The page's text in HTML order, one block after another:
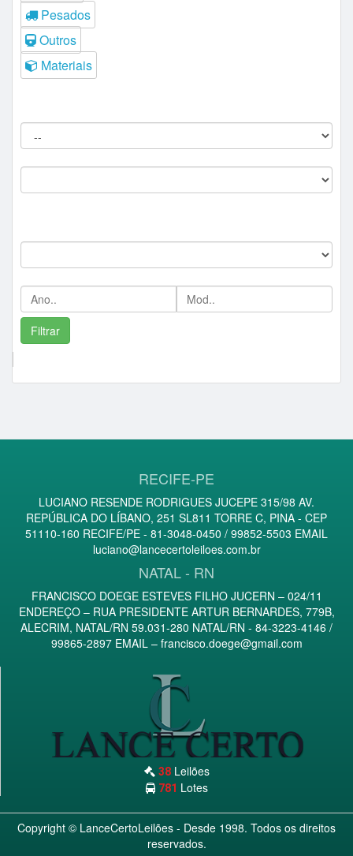
Pesados
Outros
Materiais
RECIFE-PE
LUCIANO RESENDE RODRIGUES JUCEPE 315/98 AV.
REPÚBLICA DO LÍBANO, 251 SL811 TORRE C, PINA - CEP
51110-160 RECIFE/PE - 81-3048-0450 / 99852-5503 EMAIL
luciano@lancecertoleiloes.com.br
NATAL - RN
FRANCISCO DOEGE ESTEVES FILHO JUCERN – 024/11
ENDEREÇO – RUA PRESIDENTE ARTUR BERNARDES, 779B,
ALECRIM, NATAL/RN 59.031-280 NATAL/RN - 84-3223-4146 /
99865-2897 EMAIL – francisco.doege@gmail.com
38 Leilões
781 Lotes
Copyright © LanceCertoLeilões - Desde 1998. Todos os direitos
reservados.